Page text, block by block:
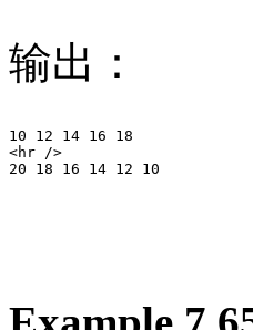
输出：
10 12 14 16 18
<hr />
20 18 16 14 12 10